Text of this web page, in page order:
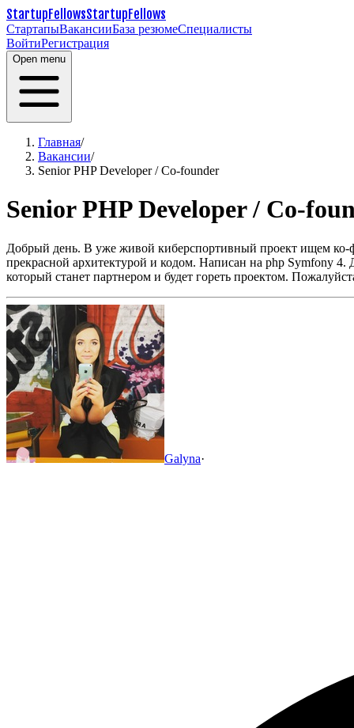
StartupFellowsStartupFellows
СтартапыВакансииБаза резюмеСпециалисты
ВойтиРегистрация
Open menu
Главная/
Вакансии/
Senior PHP Developer / Co-founder
Senior PHP Developer / Co-
Добрый день. В уже живой киберспортивный проект ищем ко-
прекрасной архитектурой и кодом. Написан на php Symfony 4.
который станет партнером и будет гореть проектом.
Galyna·